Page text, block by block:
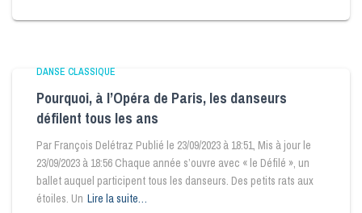
DANSE CLASSIQUE
Pourquoi, à l’Opéra de Paris, les danseurs
défilent tous les ans
Par François Delétraz Publié le 23/09/2023 à 18:51, Mis à jour le
23/09/2023 à 18:56 Chaque année s’ouvre avec « le Défilé », un
ballet auquel participent tous les danseurs. Des petits rats aux
étoiles. Un Lire la suite…